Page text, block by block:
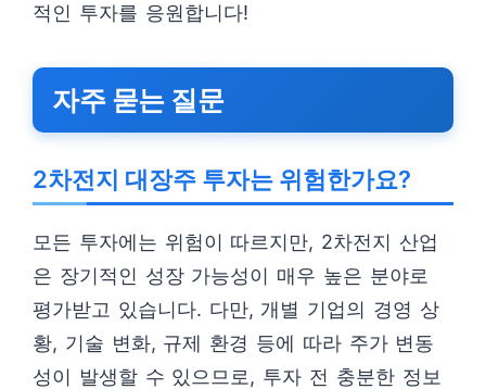
적인 투자를 응원합니다!
자주 묻는 질문
2차전지 대장주 투자는 위험한가요?
모든 투자에는 위험이 따르지만, 2차전지 산업
은 장기적인 성장 가능성이 매우 높은 분야로
평가받고 있습니다. 다만, 개별 기업의 경영 상
황, 기술 변화, 규제 환경 등에 따라 주가 변동
성이 발생할 수 있으므로, 투자 전 충분한 정보